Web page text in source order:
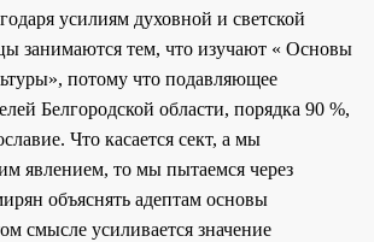
усилиям духовной и светской
занимаются тем, что изучают « Основы
потому что подавляющее
Белгородской области, порядка 90 %,
Что касается сект, а мы
явлением, то мы пытаемся через
объяснять адептам основы
смысле усиливается значение